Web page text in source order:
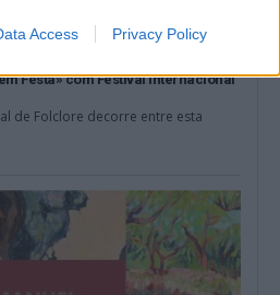
Access Privacy Policy
Festa» com Festival Internacional
de Folclore decorre entre esta